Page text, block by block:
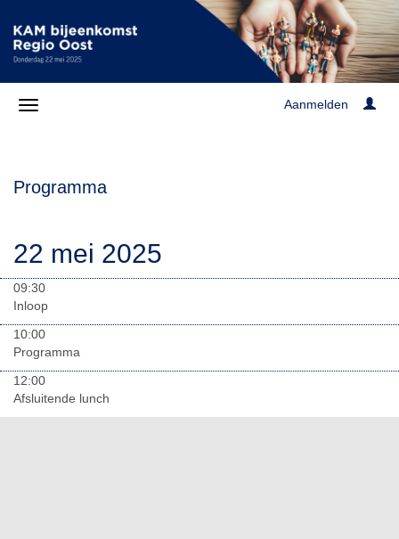
Aanmelden
Programma
22 mei 2025
09:30
Inloop
10:00
Programma
12:00
Afsluitende lunch